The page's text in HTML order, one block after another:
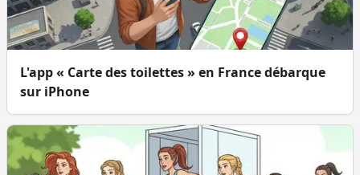
L'app « Carte des toilettes » en France débarque
sur iPhone